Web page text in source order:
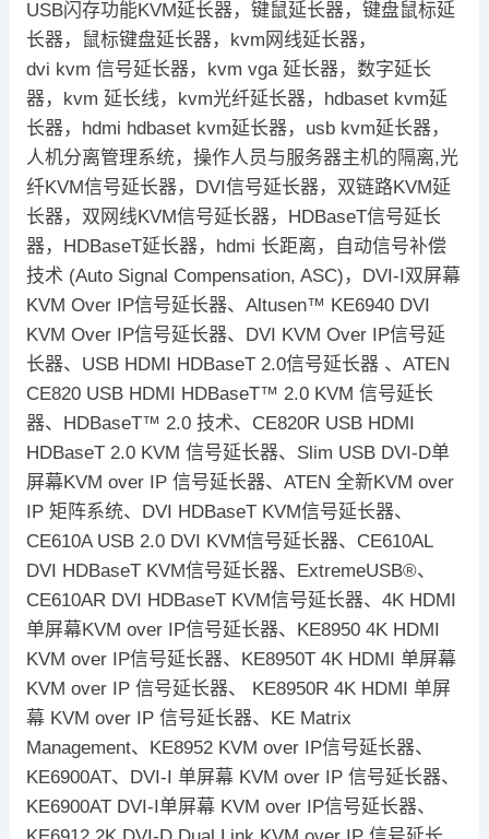
USB闪存功能KVM延长器，键鼠延长器，键盘鼠标延
长器，鼠标键盘延长器，kvm网线延长器，
dvi kvm 信号延长器，kvm vga 延长器，数字延长
器，kvm 延长线，kvm光纤延长器，hdbaset kvm延
长器，hdmi hdbaset kvm延长器，usb kvm延长器，
人机分离管理系统，操作人员与服务器主机的隔离,光
纤KVM信号延长器，DVI信号延长器，双链路KVM延
长器，双网线KVM信号延长器，HDBaseT信号延长
器，HDBaseT延长器，hdmi 长距离，自动信号补偿
技术 (Auto Signal Compensation, ASC)，DVI-I双屏幕
KVM Over IP信号延长器、Altusen™ KE6940 DVI
KVM Over IP信号延长器、DVI KVM Over IP信号延
长器、USB HDMI HDBaseT 2.0信号延长器 、ATEN
CE820 USB HDMI HDBaseT™ 2.0 KVM 信号延长
器、HDBaseT™ 2.0 技术、CE820R USB HDMI
HDBaseT 2.0 KVM 信号延长器、Slim USB DVI-D单
屏幕KVM over IP 信号延长器、ATEN 全新KVM over
IP 矩阵系统、DVI HDBaseT KVM信号延长器、
CE610A USB 2.0 DVI KVM信号延长器、CE610AL
DVI HDBaseT KVM信号延长器、ExtremeUSB®、
CE610AR DVI HDBaseT KVM信号延长器、4K HDMI
单屏幕KVM over IP信号延长器、KE8950 4K HDMI
KVM over IP信号延长器、KE8950T 4K HDMI 单屏幕
KVM over IP 信号延长器、 KE8950R 4K HDMI 单屏
幕 KVM over IP 信号延长器、KE Matrix
Management、KE8952 KVM over IP信号延长器、
KE6900AT、DVI-I 单屏幕 KVM over IP 信号延长器、
KE6900AT DVI-I单屏幕 KVM over IP信号延长器、